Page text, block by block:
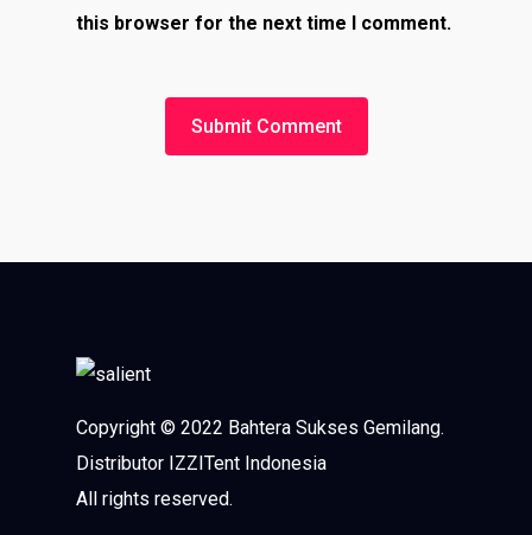
this browser for the next time I comment.
Copyright © 2022 Bahtera Sukses Gemilang.
Distributor IZZITent Indonesia
All rights reserved.